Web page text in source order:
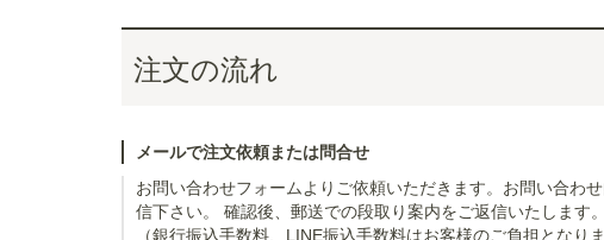
注文の流れ
メールで注文依頼または問合せ
お問い合わせフォームよりご依頼いただきます。お問い合わ
信下さい。 確認後、郵送での段取り案内をご返信いたします
（銀行振込手数料、LINE振込手数料はお客様のご負担となりま